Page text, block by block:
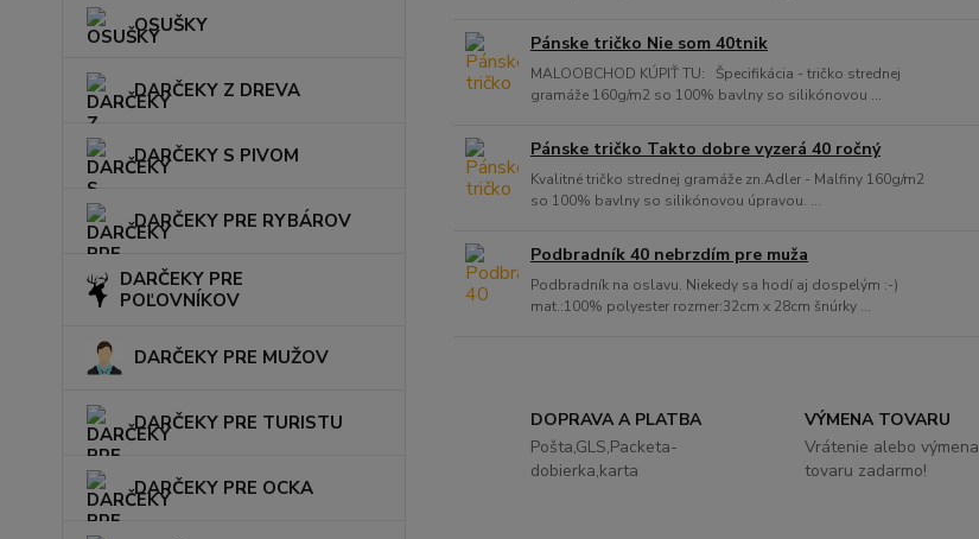
OSUŠKY
DARČEKY Z DREVA
DARČEKY S PIVOM
DARČEKY PRE RYBÁROV
DARČEKY PRE
POĽOVNÍKOV
DARČEKY PRE MUŽOV
DARČEKY PRE TURISTU
DARČEKY PRE OCKA
Pánske tričko Nie som 40tnik
MALOOBCHOD KÚPIŤ TU: Špecifikácia - tričko strednej
gramáže 160g/m2 so 100% bavlny so silikónovou ...
Pánske tričko Takto dobre vyzerá 40 ročný
Kvalitné tričko strednej gramáže zn.Adler - Malfiny 160g/m2
so 100% bavlny so silikónovou úpravou. ...
Podbradník 40 nebrzdím pre muža
Podbradník na oslavu. Niekedy sa hodí aj dospelým :-)
mat.:100% polyester rozmer:32cm x 28cm šnúrky ...
DOPRAVA A PLATBA
Pošta,GLS,Packeta-
dobierka,karta
VÝMENA TOVARU
Vrátenie alebo výmena
tovaru zadarmo!